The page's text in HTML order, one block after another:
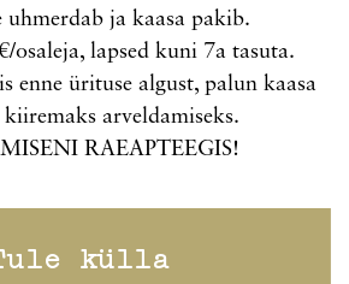
uhmerdab ja kaasa pakib.
osaleja, lapsed kuni 7a tasuta.
enne ürituse algust, palun kaasa
arveldamiseks.
RAEAPTEEGIS!
külla